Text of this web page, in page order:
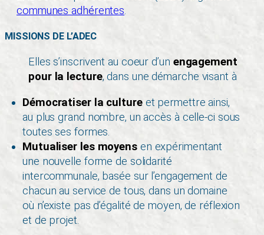
communes adhérentes.
MISSIONS DE L’ADEC
Elles s’inscrivent au coeur d’un engagement
pour la lecture, dans une démarche visant à
Démocratiser la cultureet permettre ainsi,
au plus grand nombre, un accès à celle-ci sous
toutes ses formes.
Mutualiser les moyensen expérimentant
une nouvelle forme de solidarité
intercommunale, basée sur l’engagement de
chacun au service de tous, dans un domaine
où n’existe pas d’égalité de moyen, de réflexion
et de projet.